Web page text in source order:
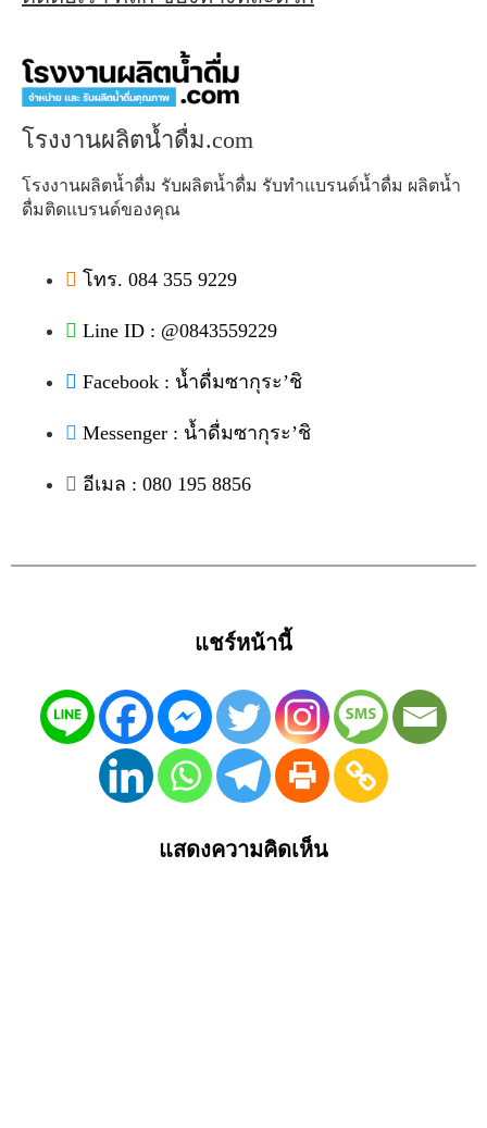
โรงงานผลิตน้ำดื่ม.com
โรงงานผลิตน้ำดื่ม รับผลิตน้ำดื่ม รับทำแบรนด์น้ำดื่ม ผลิตน้ำ
ดื่มติดแบรนด์ของคุณ
โทร. 084 355 9229
Line ID : @0843559229
Facebook : น้ำดื่มซากุระ’ชิ
Messenger : น้ำดื่มซากุระ’ชิ
อีเมล : 080 195 8856
แชร์หน้านี้
แสดงความคิดเห็น